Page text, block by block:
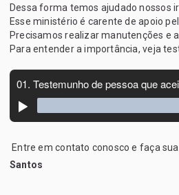
Dessa forma temos ajudado nossos
Esse ministério é carente de apoio
Precisamos realizar manutenções e
Para entender a importância, veja
Entre em contato conosco e faça
Santos